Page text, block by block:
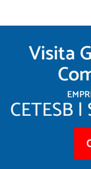
Visita
CETESB